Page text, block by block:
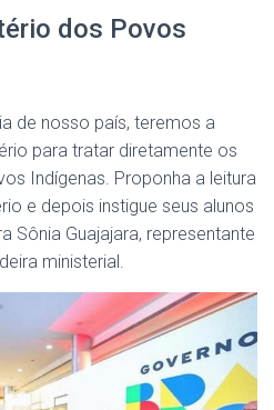
dos Povos
de nosso país, teremos a
para tratar diretamente os
Indígenas. Proponha a leitura
e depois instigue seus alunos
Sônia Guajajara, representante
ministerial.